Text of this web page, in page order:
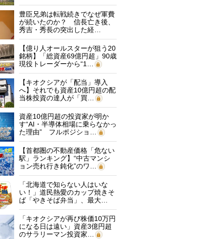
豊臣兄弟は転戦続きでなぜ軍費
が続いたのか？ 信長亡き後、
秀吉・秀長の突出した経…
【億り人オールスターが狙う20
銘柄】「総資産69億円超」90歳
現役トレーダーから“1…
【キオクシアが「配当」導入
へ】それでも資産10億円超の配
当株投資の達人が「買…
資産10億円超の投資家が明か
す“AI・半導体相場に乗らなかっ
た理由” フルポジショ…
【首都圏の不動産価格「危ない
駅」ランキング】“中古マンシ
ョン売れ行き鈍化”のワ…
「北海道で知らない人はいな
い！」道民熱愛のカップ焼きそ
ば「やきそば弁当」、最大…
「キオクシアが再び株価10万円
になる日は遠い」資産3億円超
のサラリーマン投資家…